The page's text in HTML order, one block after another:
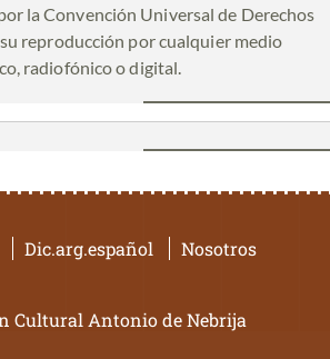
la Convención Universal de Derechos
reproducción por cualquier medio
radiofónico o digital.
Dic.arg.español Nosotros
Cultural Antonio de Nebrija